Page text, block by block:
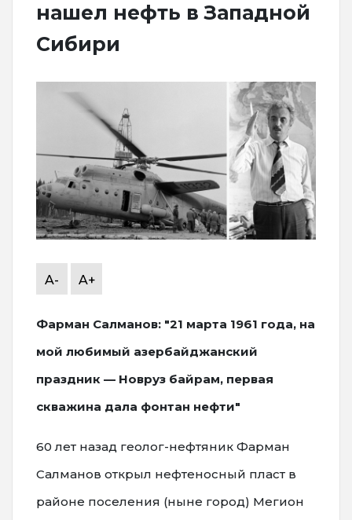
нашел нефть в Западной
Сибири
A- A+
Фарман Салманов: "21 марта 1961 года, на
мой любимый азербайджанский
праздник — Новруз байрам, первая
скважина дала фонтан нефти"
60 лет назад геолог-нефтяник Фарман
Салманов открыл нефтеносный пласт в
районе поселения (ныне город) Мегион